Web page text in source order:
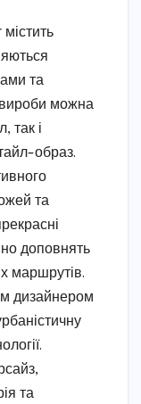
та
вироби можна
так і
образ.
та
доповнять
маршрутів.
дизайнером
та